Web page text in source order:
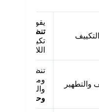
يقوم
تنظيف
تكييف الهواء
اللازمة
والتطهير
تنظيف الوحدة
ومنع انتشار
والفطريات،
وحدة التكييف